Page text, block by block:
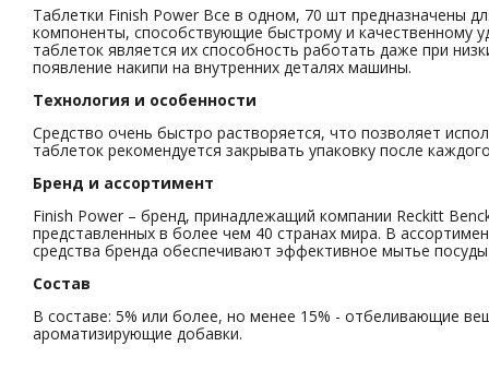
Таблетки Finish Power Все в одном, 70 шт предназначены
компоненты, способствующие быстрому и качественному
таблеток является их способность работать даже при
появление накипи на внутренних деталях машины.
Технология и особенности
Средство очень быстро растворяется, что позволяет
таблеток рекомендуется закрывать упаковку после
Бренд и ассортимент
Finish Power – бренд, принадлежащий компании Reckitt
представленных в более чем 40 странах мира. В
средства бренда обеспечивают эффективное мытье
Состав
В составе: 5% или более, но менее 15% - отбеливающие
ароматизирующие добавки.